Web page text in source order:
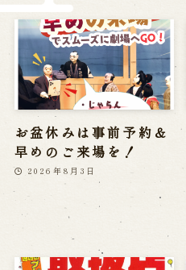
お盆休みは事前予約＆
早めのご来場を！
2026年8月3日